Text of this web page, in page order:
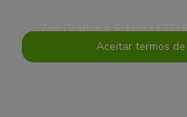
Zap Gráfica e Editora
Aceitar termos